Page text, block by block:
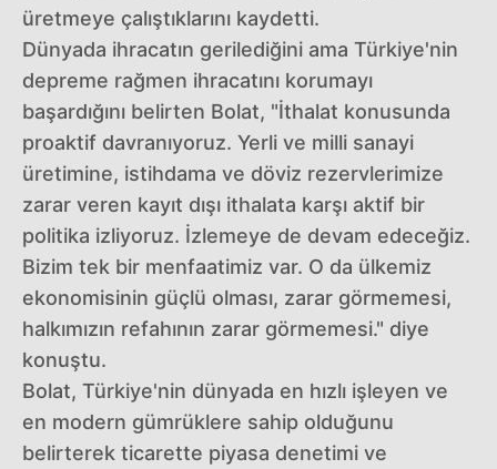
üretmeye çalıştıklarını kaydetti.
Dünyada ihracatın gerilediğini ama Türkiye'nin
depreme rağmen ihracatını korumayı
başardığını belirten Bolat, "İthalat konusunda
proaktif davranıyoruz. Yerli ve milli sanayi
üretimine, istihdama ve döviz rezervlerimize
zarar veren kayıt dışı ithalata karşı aktif bir
politika izliyoruz. İzlemeye de devam edeceğiz.
Bizim tek bir menfaatimiz var. O da ülkemiz
ekonomisinin güçlü olması, zarar görmemesi,
halkımızın refahının zarar görmemesi." diye
konuştu.
Bolat, Türkiye'nin dünyada en hızlı işleyen ve
en modern gümrüklere sahip olduğunu
belirterek ticarette piyasa denetimi ve